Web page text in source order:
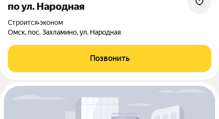
по ул. Народная
Строится•эконом
Омск, пос. Захламино, ул. Народная
Позвонить